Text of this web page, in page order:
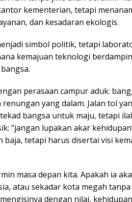
kementerian, tetapi
dan kesadaran ekologis.
simbol politik, tetapi
kemajuan teknologi
perasaan campur aduk:
yang dalam. Jalan tol
bangsa untuk maju, tetapi
“jangan lupakan akar
baja, tetapi harus disertai visi
masa depan kita. Apakah ia
atau sekadar kota megah
dengan nilai,